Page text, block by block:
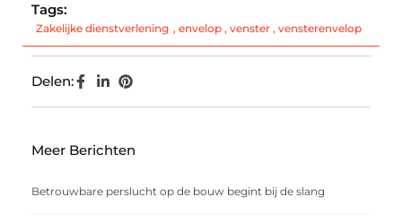
Tags:
Zakelijke dienstverlening , envelop , venster , vensterenvelop
Delen:
Meer Berichten
Betrouwbare perslucht op de bouw begint bij de slang